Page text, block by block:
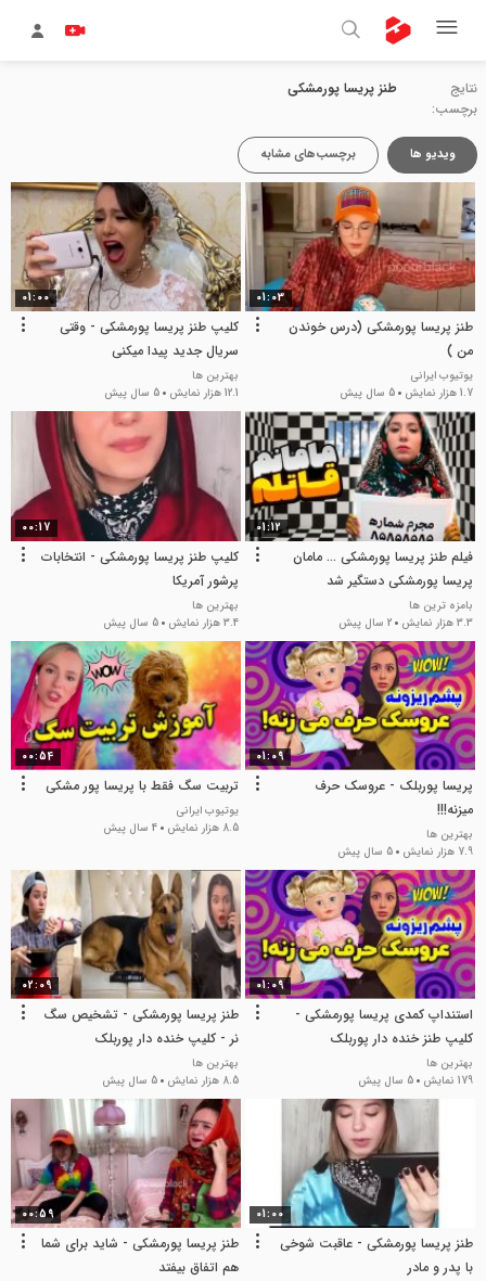
نتایج
برچسب:
طنز پریسا پورمشکی
ویدیو ها برچسب‌های مشابه
01:03
طنز پریسا پورمشکی (درس خوندن
من )
یوتیوب ایرانی
1.7 هزار نمایش
5 سال پیش
01:00
کلیپ طنز پریسا پورمشکی - وقتی
سریال جدید پیدا میکنی
بهترین ها
12.1 هزار نمایش
5 سال پیش
01:12
فیلم طنز پریسا پورمشکی ... مامان
پریسا پورمشکی دستگیر شد
بامزه ترین ها
3.3 هزار نمایش
2 سال پیش
00:17
کلیپ طنز پریسا پورمشکی - انتخابات
پرشور آمریکا
بهترین ها
3.4 هزار نمایش
5 سال پیش
01:09
پریسا پوربلک - عروسک حرف
میزنه!!!
بهترین ها
7.9 هزار نمایش
5 سال پیش
00:54
تربیت سگ فقط با پریسا پور مشکی
یوتیوب ایرانی
8.5 هزار نمایش
4 سال پیش
01:09
استنداپ کمدی پریسا پورمشکی -
کلیپ طنز خنده دار پوربلک
بهترین ها
179 نمایش
5 سال پیش
02:09
طنز پریسا پورمشکی - تشخیص سگ
نر - کلیپ خنده دار پوربلک
بهترین ها
8.5 هزار نمایش
5 سال پیش
01:00
طنز پریسا پورمشکی - عاقبت شوخی
با پدر و مادر
00:59
طنز پریسا پورمشکی - شاید برای شما
هم اتفاق بیفتد